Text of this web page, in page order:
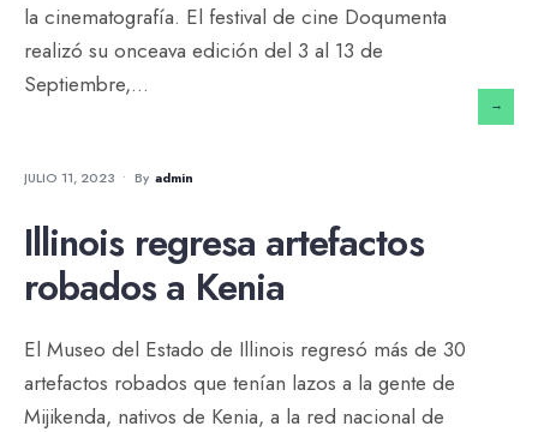
la cinematografía. El festival de cine Doqumenta
realizó su onceava edición del 3 al 13 de
Septiembre,...
→
JULIO 11, 2023 • By Admin
Illinois regresa artefactos
robados a Kenia
El Museo del Estado de Illinois regresó más de 30
artefactos robados que tenían lazos a la gente de
Mijikenda, nativos de Kenia, a la red nacional de